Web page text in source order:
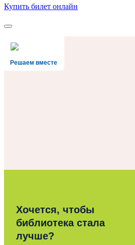
Купить билет онлайн
Решаем вместе
Хочется, чтобы
библиотека стала
лучше?